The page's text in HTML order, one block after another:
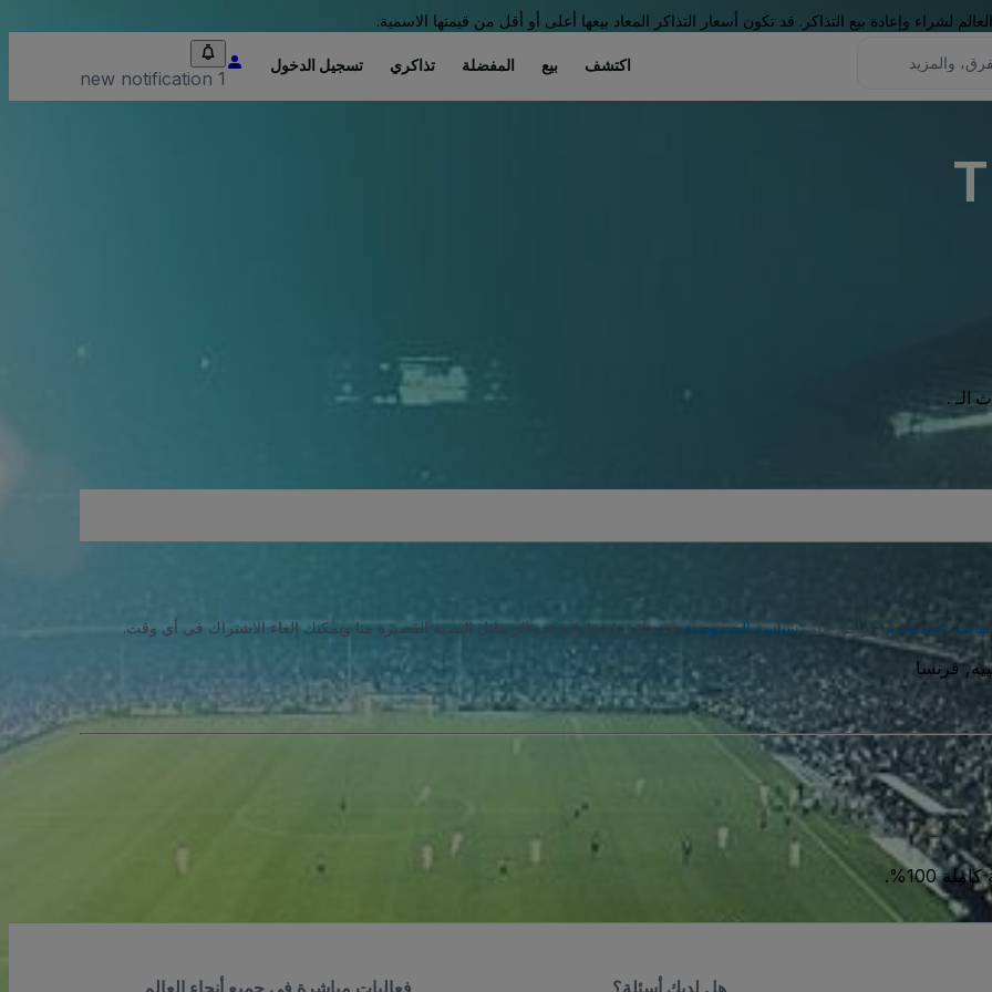
لشراء وإعادة بيع التذاكر. قد تكون أسعار التذاكر المعاد بيعها أعلى أو أقل من قيمتها الاسمية.
اكتشف بيع المفضلة تذاكري تسجيل الدخول
1 new notification
الـ .
المستخدموتوافق علىسياسة الخصوصية. قد تتلقى إشعارات عبر الرسائل النصية القصيرة منا ويمكنك إلغاء الاشتراك في أي وقت.
100%.
فعاليات مباشرة في جميع أنحاء العالم هل لديك أسئلة؟